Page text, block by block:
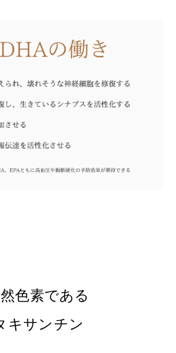
色素である
キサンチン